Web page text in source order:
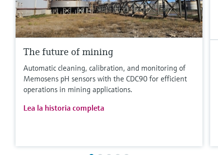
The future of mining
Automatic cleaning, calibration, and monitoring of
Memosens pH sensors with the CDC90 for efficient
operations in mining applications.
Lea la historia completa